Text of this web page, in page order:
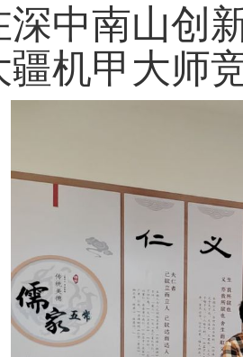
深中南山创
疆机甲大师